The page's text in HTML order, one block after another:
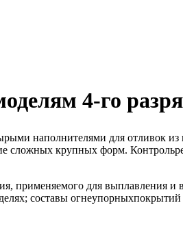
4-го
наполнителями для отливок
крупных форм.
применяемого для выплавления
составы